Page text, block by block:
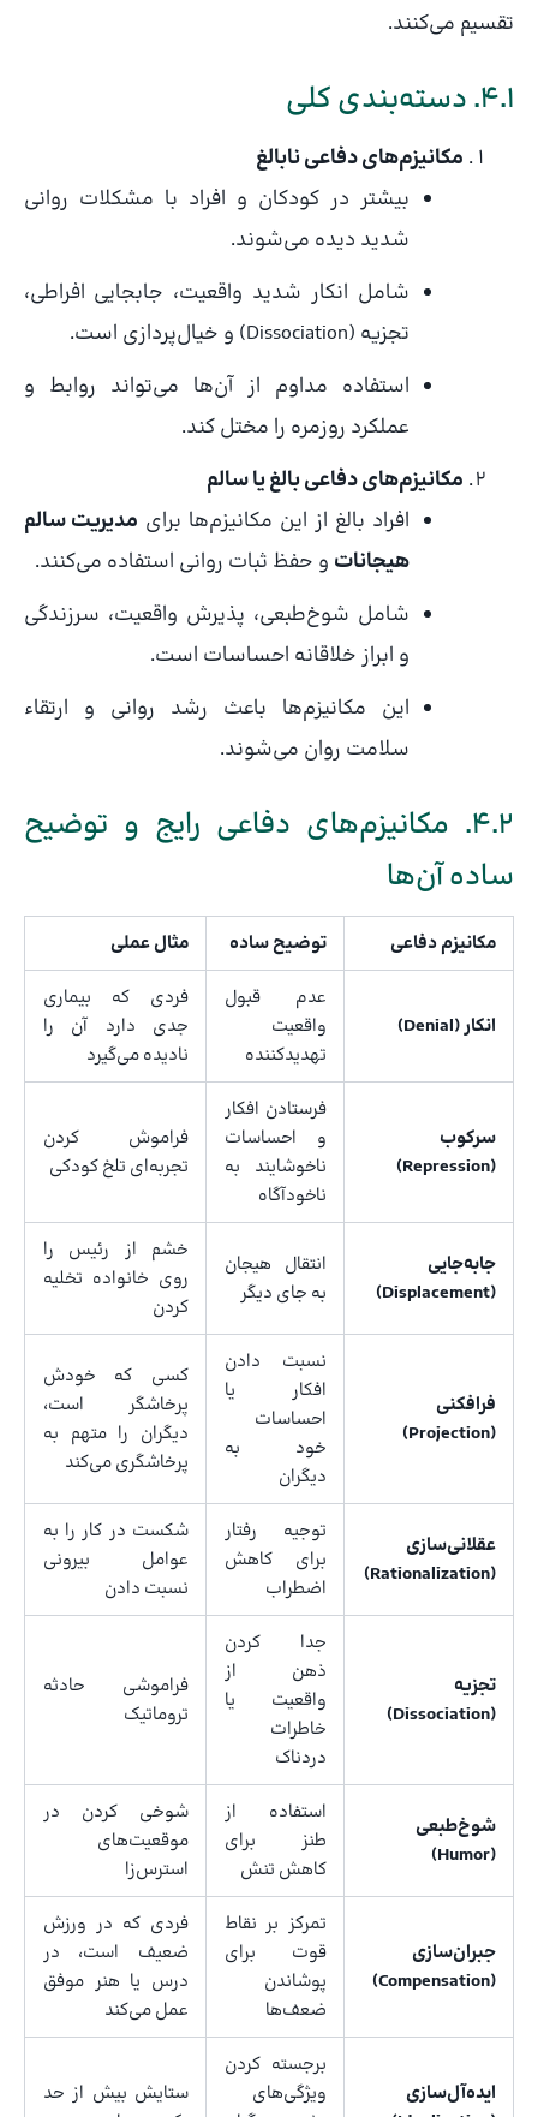
تقسیم می‌کنند.
۴.۱. دسته‌بندی کلی
مکانیزم‌های دفاعی نابالغ
بیشتر در کودکان و افراد با مشکلات روانی
شدید دیده می‌شوند.
شامل انکار شدید واقعیت، جابجایی افراطی،
تجزیه (Dissociation) و خیال‌پردازی است.
استفاده مداوم از آن‌ها می‌تواند روابط و
عملکرد روزمره را مختل کند.
مکانیزم‌های دفاعی بالغ یا سالم
افراد بالغ از این مکانیزم‌ها برای مدیریت سالم
هیجانات و حفظ ثبات روانی استفاده می‌کنند.
شامل شوخ‌طبعی، پذیرش واقعیت، سرزندگی
و ابراز خلاقانه احساسات است.
این مکانیزم‌ها باعث رشد روانی و ارتقاء
سلامت روان می‌شوند.
۴.۲. مکانیزم‌های دفاعی رایج و توضیح
ساده آن‌ها
مکانیزم دفاعی توضیح ساده مثال عملی
انکار (Denial)
عدم قبول
واقعیت
تهدیدکننده
فردی که بیماری
جدی دارد آن را
نادیده می‌گیرد
سرکوب
(Repression)
فرستادن افکار
و احساسات
ناخوشایند به
ناخودآگاه
فراموش کردن
تجربه‌ای تلخ کودکی
جابه‌جایی
(Displacement)
انتقال هیجان
به جای دیگر
خشم از رئیس را
روی خانواده تخلیه
کردن
فرافکنی
(Projection)
نسبت دادن
افکار یا
احساسات
خود به
دیگران
کسی که خودش
پرخاشگر است،
دیگران را متهم به
پرخاشگری می‌کند
عقلانی‌سازی
(Rationalization)
توجیه رفتار
برای کاهش
اضطراب
شکست در کار را به
عوامل بیرونی
نسبت دادن
تجزیه
(Dissociation)
جدا کردن
ذهن از
واقعیت یا
خاطرات
دردناک
فراموشی حادثه
تروماتیک
شوخ‌طبعی
(Humor)
استفاده از
طنز برای
کاهش تنش
شوخی کردن در
موقعیت‌های
استرس‌زا
جبران‌سازی
(Compensation)
تمرکز بر نقاط
قوت برای
پوشاندن
ضعف‌ها
فردی که در ورزش
ضعیف است، در
درس یا هنر موفق
عمل می‌کند
ایده‌آل‌سازی
برجسته کردن
ویژگی‌های
ستایش بیش از حد